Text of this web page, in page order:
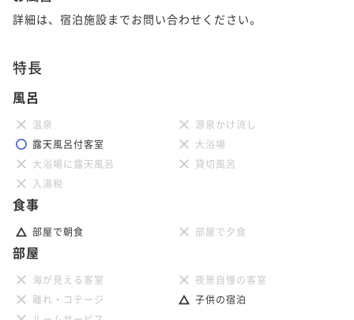
より徒歩3分〜
ポイントアップ
【3連泊プラン／素泊まり】3泊以上でお得～目黒駅西
口より徒歩3分～
素泊まり
ポイント即利用で最大7％OFF
朝食付き 現地決済可 事前決済可
IN 15:00 - 28:00 OUT11:00
ポイントアップ
【早割28／朝食付】早めの予約がお得〜目黒駅西口よ
り徒歩3分〜
朝食付き
ポイントアップ
詳細は、宿泊施設までお問い合わせください。
特長
風呂
温泉
源泉かけ流し
露天風呂付客室
大浴場
大浴場に露天風呂
貸切風呂
入湯税
食事
部屋で朝食 部屋で夕食
部屋
海が見える客室
夜景自慢の客室
離れ・コテージ
子供の宿泊